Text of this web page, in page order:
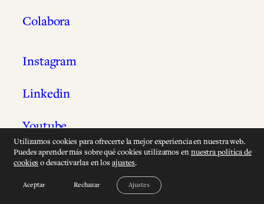
Colabora
Instagram
Linkedin
Youtube
Wikidata
Utilizamos cookies para ofrecerte la mejor experiencia en nuestra web.
Puedes aprender más sobre qué cookies utilizamos ennuestra política de
cookies o desactivarlas en los ajustes.
Aceptar Rechazar Ajustes